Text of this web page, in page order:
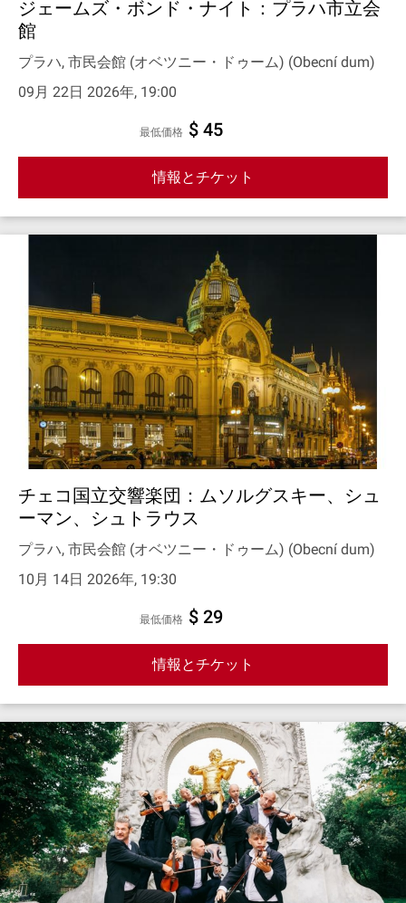
ジェームズ・ボンド・ナイト：プラハ市立会
館
プラハ, 市民会館 (オベツニー・ドゥーム) (Obecní dum)
09月 22日 2026年, 19:00
最低価格 $ 45
情報とチケット
チェコ国立交響楽団：ムソルグスキー、シュ
ーマン、シュトラウス
プラハ, 市民会館 (オベツニー・ドゥーム) (Obecní dum)
10月 14日 2026年, 19:30
最低価格 $ 29
情報とチケット